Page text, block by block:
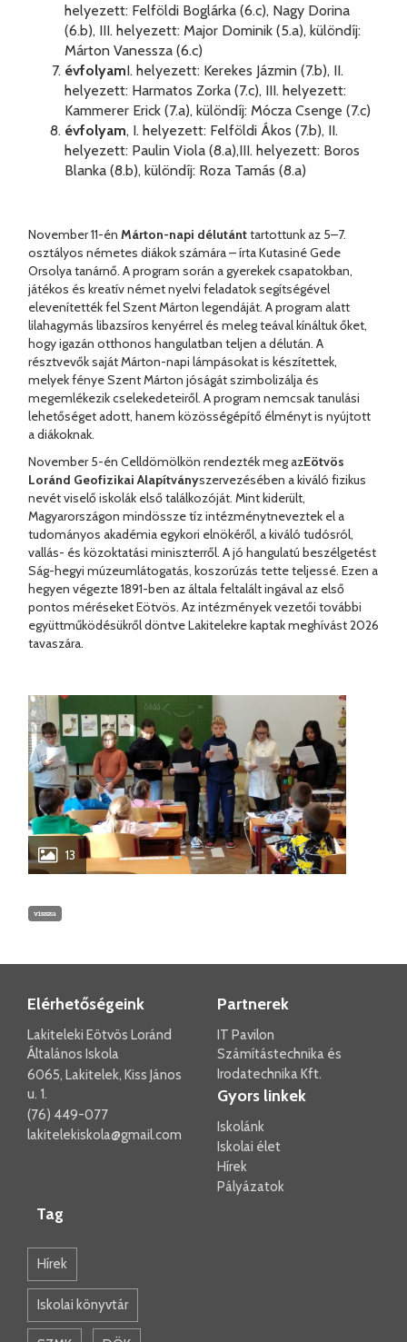
helyezett: Felföldi Boglárka (6.c), Nagy Dorina
(6.b), III. helyezett: Major Dominik (5.a), különdíj:
Márton Vanessza (6.c)
évfolyamI. helyezett: Kerekes Jázmin (7.b), II.
helyezett: Harmatos Zorka (7.c), III. helyezett:
Kammerer Erick (7.a), különdíj: Mócza Csenge (7.c)
évfolyam, I. helyezett: Felföldi Ákos (7.b), II.
helyezett: Paulin Viola (8.a),III. helyezett: Boros
Blanka (8.b), különdíj: Roza Tamás (8.a)
November 11-én Márton-napi délutánttartottunk az 5–7.
osztályos németes diákok számára – írta Kutasiné Gede
Orsolya tanárnő. A program során a gyerekek csapatokban,
játékos és kreatív német nyelvi feladatok segítségével
elevenítették fel Szent Márton legendáját. A program alatt
lilahagymás libazsíros kenyérrel és meleg teával kínáltuk őket,
hogy igazán otthonos hangulatban teljen a délután. A
résztvevők saját Márton-napi lámpásokat is készítettek,
melyek fénye Szent Márton jóságát szimbolizálja és
megemlékezik cselekedeteiről. A program nemcsak tanulási
lehetőséget adott, hanem közösségépítő élményt is nyújtott
a diákoknak.
November 5-én Celldömölkön rendezték meg azEötvös
Loránd Geofizikai Alapítványszervezésében a kiváló fizikus
nevét viselő iskolák első találkozóját. Mint kiderült,
Magyarországon mindössze tíz intézménytneveztek el a
tudományos akadémia egykori elnökéről, a kiváló tudósról,
vallás- és közoktatási miniszterről. A jó hangulatú beszélgetést
Ság-hegyi múzeumlátogatás, koszorúzás tette teljessé. Ezen a
hegyen végezte 1891-ben az általa feltalált ingával az első
pontos méréseket Eötvös. Az intézmények vezetői további
együttműködésükről döntve Lakitelekre kaptak meghívást 2026
tavaszára.
13
vissza
Elérhetőségeink
Lakiteleki Eötvös Loránd
Általános Iskola
6065, Lakitelek, Kiss János
u. 1.
(76) 449-077
lakitelekiskola@gmail.com
Partnerek
IT Pavilon
Számítástechnika és
Irodatechnika Kft.
Gyors linkek
Iskolánk
Iskolai élet
Hírek
Pályázatok
Tag
Hírek
Iskolai könyvtár